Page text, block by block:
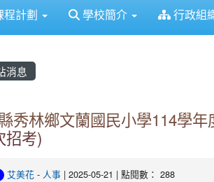
景設定
計劃 學校簡介 行政組
消息
秀林鄉文蘭國民小學114學
招考)
艾美花- 人事| 2025-05-21 | 點閱數： 288